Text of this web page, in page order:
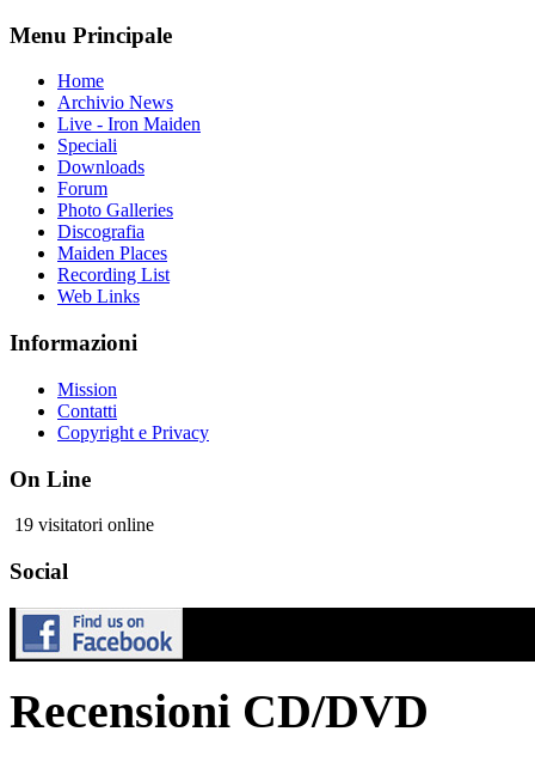
Menu Principale
Home
Archivio News
Live - Iron Maiden
Speciali
Downloads
Forum
Photo Galleries
Discografia
Maiden Places
Recording List
Web Links
Informazioni
Mission
Contatti
Copyright e Privacy
On Line
19 visitatori online
Social
Recensioni CD/DVD